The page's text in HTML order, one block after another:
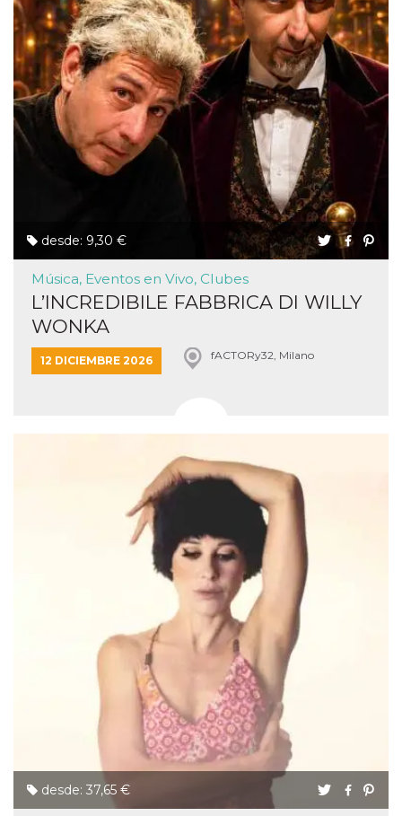
desde: 9,30 €
Música, Eventos en Vivo, Clubes
L’INCREDIBILE FABBRICA DI WILLY
WONKA
12 DICIEMBRE 2026 fACTORy32, Milano
desde: 37,65 €